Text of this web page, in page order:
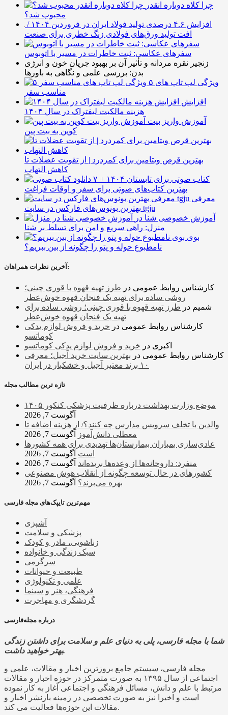
چرا کلاه دوباره انقدر
محبوب شد؟
افزایش ۴.۶ درصدی تولید فولاد ایران در فروردین ۱۴۰۴ /
افت تولید ورق‌های فولادی زنگ خطری برای صنعت
سفرهای عکاسی: ثبت خاطرات در مسیر با اتوبوس
زنجیر نقره مردانه و تأثیر آن بر بهبود جریان خون و انرژی
بدن: بررسی علمی و نگاهی به باورها
۵ ویژگی لپ تاپ های
مناسب سفر
افزایش
هزینه مالکیت لیفتراک در سال ۱۴۰۴
آموزش واریز بیت
کوین به بیت پین
بهترین قرص ویتامین برای کمردرد | از تقویت عضلات تا
کاهش التهاب
۷ کتاب صوتی برای تابستان ۱۴۰۴ +
بهترین کتاب‌های صوتی برای سفر و اوقات فراغت
معرفی
بهترین بونوس‌های فارکس در سایت tgju
آموزش خصوصی شنا در
منزل: راهی سریع و امن برای تسلط بر شنا
بوی
نامطبوع حوله و پتو را چگونه از بین ببریم؟
آخرین نظرات همراهان:
کارشناس روابط عمومی در طرز تهیه قهوه با قوری چینی؛
روشی ساده برای تهیه یک فنجان قهوه خوش‌عطر
شمیم در طرز تهیه قهوه با قوری چینی؛ روشی ساده برای
تهیه یک فنجان قهوه خوش‌عطر
کارشناس روابط عمومی در خرید و فروش لوازم یدکی
کوماتسو
اکبری در خرید و فروش لوازم یدکی کوماتسو
کارشناس روابط عمومی در بهترین سایت خرید آجیل؛ معرفی
۱۰ برند معتبر آجیل و خشکبار در ایران
تازه ترین مطالب مجله
موضع وزارت بهداشت درباره ظرفیت پزشکی کنکور ۱۴۰۵
آگوست 7, 2026
والدین با تخلف سرویس مدارس چه کنند؟/ از هزینه اضافه تا
معطلی دانش‌آموز
آگوست 7, 2026
عادی‌سازی بمباران بیمارستان‌ها تهدیدی برای همه کشورها
است آگوست 7, 2026
منفرد: داروخانه‌ها از وعده‌ها بریده‌اند آگوست 7, 2026
کشورهای در حال توسعه چگونه از انقلاب هوش مصنوعی
بهره می‌برند؟ آگوست 7, 2026
مهم‌ترین تایپک‌های مجله فارسی
آشپزی
پزشکی و سلامت
زناشویی، مادر و کودک
سبک زندگی و خانواده
سرگرمی
طبیعت و حیوانات
علمی و تکنولوژی
فرهنگی، هنر و سینما
گردشگری و مهاجرت
درباره مجله‌فارسی
شما با مجله فارسی، پلی به دنیای علم و سلامت برای داشتن زندگی
بهتر خواهید داشت.
مجله فارسی، سیستم جامع بروزترین اخبار و مقالات، علمی و
اجتماعی از سال ۱۳۹۵ به صورت متمرکز در حوزه اخبار و مقالات
مرتبط با علم و دانش، مسائل فرهنگی و اجتماعی آغاز به کار نموده
است و اخیرا نیز به صورت تخصصی در زمینه بازنشر اخبار و
مقالات این حوزه‌ها فعالیت می کند.